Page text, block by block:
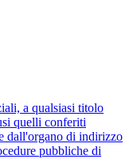
a qualsiasi titolo
quelli conferiti
dall'organo di indirizzo
pubbliche di